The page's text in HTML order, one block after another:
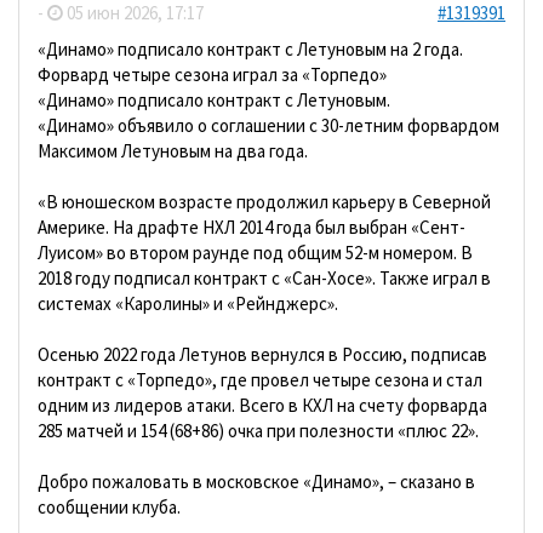
- 05 июн 2026, 17:17
#1319391
«Динамо» подписало контракт с Летуновым на 2 года.
Форвард четыре сезона играл за «Торпедо»
«Динамо» подписало контракт с Летуновым.
«Динамо» объявило о соглашении с 30-летним форвардом
Максимом Летуновым на два года.
«В юношеском возрасте продолжил карьеру в Северной
Америке. На драфте НХЛ 2014 года был выбран «Сент-
Луисом» во втором раунде под общим 52-м номером. В
2018 году подписал контракт с «Сан-Хосе». Также играл в
системах «Каролины» и «Рейнджерс».
Осенью 2022 года Летунов вернулся в Россию, подписав
контракт с «Торпедо», где провел четыре сезона и стал
одним из лидеров атаки. Всего в КХЛ на счету форварда
285 матчей и 154 (68+86) очка при полезности «плюс 22».
Добро пожаловать в московское «Динамо», – сказано в
сообщении клуба.